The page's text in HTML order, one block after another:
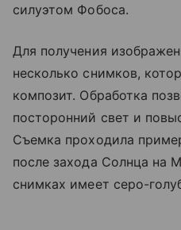
силуэтом Фобоса.
Для получения
несколько снимков,
композит. Обработка
посторонний свет и
Съемка проходила
после захода Солнца на
снимках имеет серо-